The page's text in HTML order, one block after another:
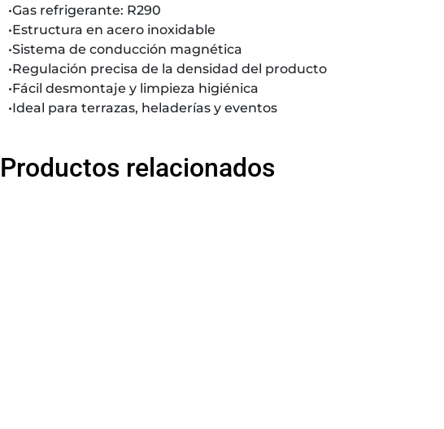
•Gas refrigerante: R290
•Estructura en acero inoxidable
•Sistema de conducción magnética
•Regulación precisa de la densidad del producto
•Fácil desmontaje y limpieza higiénica
•Ideal para terrazas, heladerías y eventos
Productos relacionados